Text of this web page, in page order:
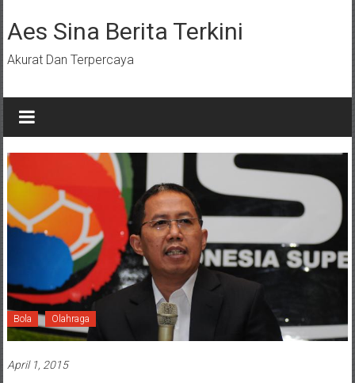
ke
konten
Aes Sina Berita Terkini
Akurat Dan Terpercaya
Bola Olahraga
April 1, 2015